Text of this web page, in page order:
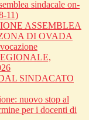
sindacale on-
11)
ASSEMBLEA
DI OVADA
SINDACATO
nuovo stop al
per i docenti di